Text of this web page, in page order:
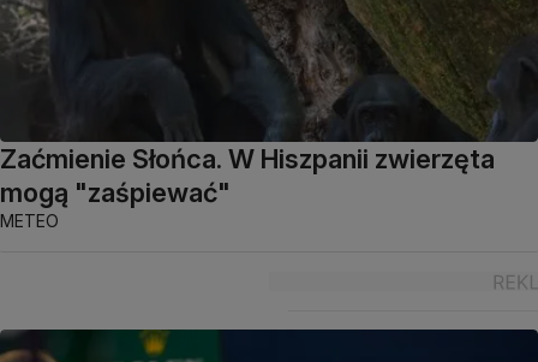
Zaćmienie Słońca. W Hiszpanii zwierzęta
mogą "zaśpiewać"
METEO